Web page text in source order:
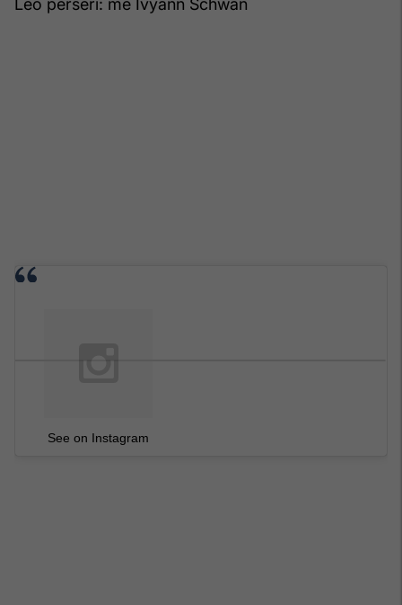
Leo përsëri: me Ivyann Schwan
See on Instagram